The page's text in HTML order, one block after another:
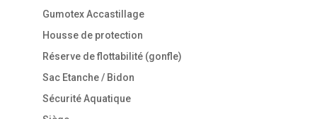
Gumotex Accastillage
Housse de protection
Réserve de flottabilité (gonfle)
Sac Etanche / Bidon
Sécurité Aquatique